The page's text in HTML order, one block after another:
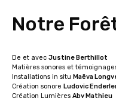
Notre
De et avec Justine Berthillot
Matières sonores et
Installations in situ Maëva
Création sonore Ludovic
Création Lumières Aby Mathieu